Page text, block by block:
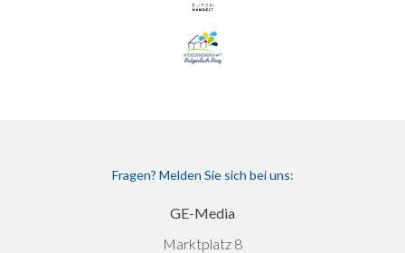
Fragen? Melden Sie sich bei uns:
GE-Media
Marktplatz 8